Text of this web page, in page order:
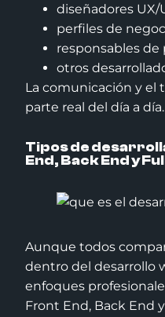
diseñadores UX/
perfiles de
responsables
otros
La comunicación y el
parte real del día a día.
Tipos de
End, Back End y
Aunque todos
dentro del desarrollo
enfoques
Front End, Back End